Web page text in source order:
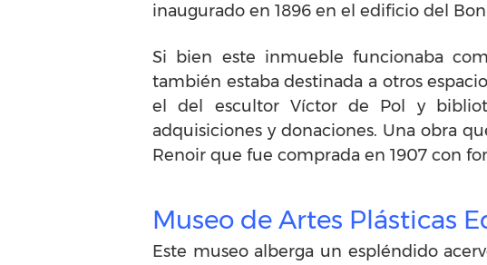
inaugurado en 1896 en el edificio del
Si bien este inmueble funcionaba
también estaba destinada a otros
el del escultor Víctor de Pol y
adquisiciones y donaciones.​ Una obra
Renoir que fue comprada en 1907 con
Museo de Artes Plásticas
Este museo alberga un espléndido